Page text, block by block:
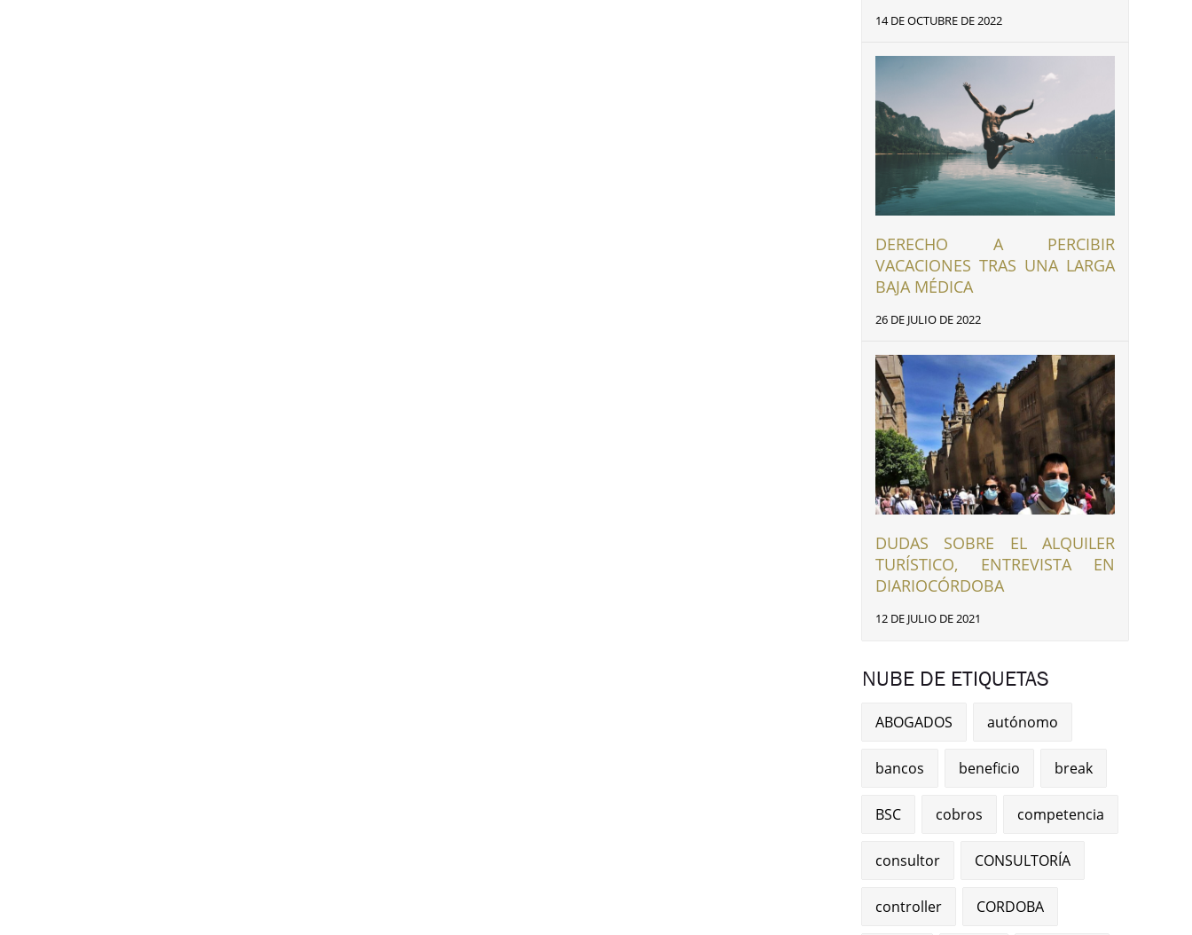
14 DE OCTUBRE DE 2022
DERECHO A PERCIBIR
VACACIONES TRAS UNA LARGA
BAJA MÉDICA
26 DE JULIO DE 2022
DUDAS SOBRE EL ALQUILER
TURÍSTICO, ENTREVISTA EN
DIARIOCÓRDOBA
12 DE JULIO DE 2021
NUBE DE ETIQUETAS
ABOGADOS autónomo
bancos beneficio break
BSC cobros competencia
consultor CONSULTORÍA
controller CORDOBA